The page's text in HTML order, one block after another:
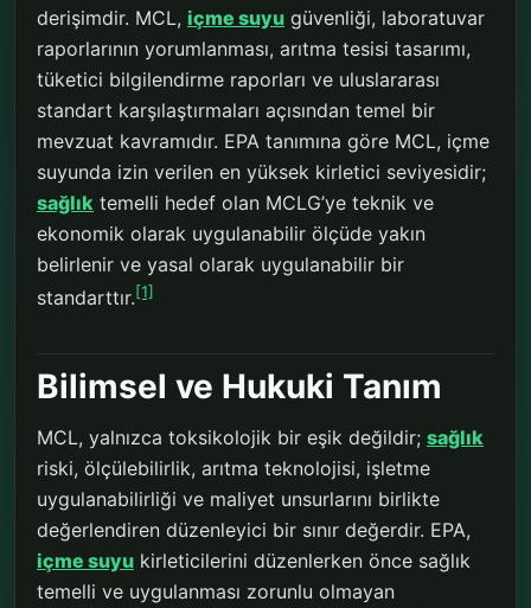
derişimdir. MCL, içme suyu güvenliği, laboratuvar
raporlarının yorumlanması, arıtma tesisi tasarımı,
tüketici bilgilendirme raporları ve uluslararası
standart karşılaştırmaları açısından temel bir
mevzuat kavramıdır. EPA tanımına göre MCL, içme
suyunda izin verilen en yüksek kirletici seviyesidir;
sağlık temelli hedef olan MCLG’ye teknik ve
ekonomik olarak uygulanabilir ölçüde yakın
belirlenir ve yasal olarak uygulanabilir bir
standarttır.[1]
Bilimsel ve Hukuki Tanım
MCL, yalnızca toksikolojik bir eşik değildir; sağlık
riski, ölçülebilirlik, arıtma teknolojisi, işletme
uygulanabilirliği ve maliyet unsurlarını birlikte
değerlendiren düzenleyici bir sınır değerdir. EPA,
içme suyu kirleticilerini düzenlerken önce sağlık
temelli ve uygulanması zorunlu olmayan